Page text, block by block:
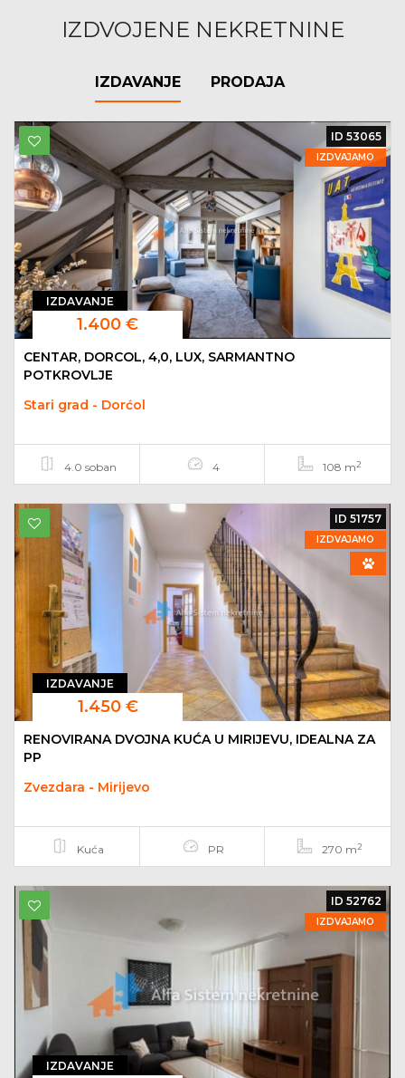
IZDVOJENE NEKRETNINE
IZDAVANJE PRODAJA
IZDAVANJE
1.400 €
ID 53065
IZDVAJAMO
CENTAR, DORCOL, 4,0, LUX, SARMANTNO
POTKROVLJE
Stari grad - Dorćol
4.0 soban 4 108 m2
IZDAVANJE
1.450 €
ID 51757
IZDVAJAMO
RENOVIRANA DVOJNA KUĆA U MIRIJEVU, IDEALNA ZA
PP
Zvezdara - Mirijevo
Kuća PR 270 m2
IZDAVANJE
ID 52762
IZDVAJAMO